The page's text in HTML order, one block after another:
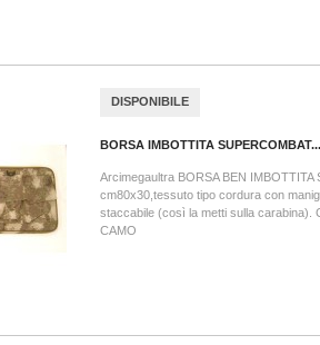
DISPONIBILE
BORSA IMBOTTITA SUPERCOMBAT...
Arcimegaultra BORSA BEN IMBOTTITA
cm80x30,tessuto tipo cordura con
staccabile (così la metti sulla carabina).
CAMO